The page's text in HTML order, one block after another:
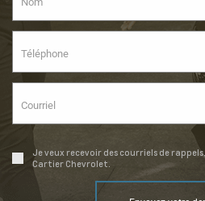
Je veux recevoir des courriels de
Cartier Chevrolet.